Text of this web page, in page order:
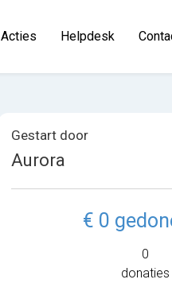
Acties Helpdesk
Gestart door
Aurora
€ 0
0
donaties